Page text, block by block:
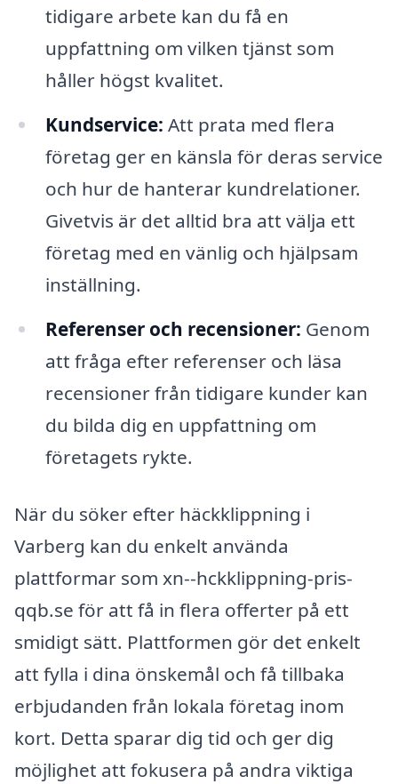
tidigare arbete kan du få en
uppfattning om vilken tjänst som
håller högst kvalitet.
Kundservice: Att prata med flera
företag ger en känsla för deras service
och hur de hanterar kundrelationer.
Givetvis är det alltid bra att välja ett
företag med en vänlig och hjälpsam
inställning.
Referenser och recensioner: Genom
att fråga efter referenser och läsa
recensioner från tidigare kunder kan
du bilda dig en uppfattning om
företagets rykte.
När du söker efter häckklippning i
Varberg kan du enkelt använda
plattformar som xn--hckklippning-pris-
qqb.se för att få in flera offerter på ett
smidigt sätt. Plattformen gör det enkelt
att fylla i dina önskemål och få tillbaka
erbjudanden från lokala företag inom
kort. Detta sparar dig tid och ger dig
möjlighet att fokusera på andra viktiga